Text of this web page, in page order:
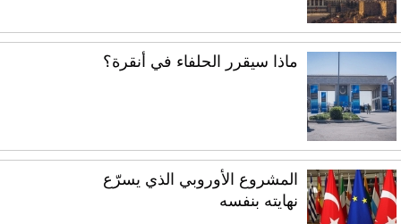
ماذا سيقرر الحلفاء في أنقرة؟
المشروع الأوروبي الذي يسرّع
نهايته بنفسه